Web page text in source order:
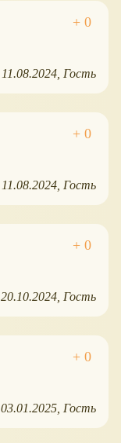
11.08.2024 Гость
11.08.2024 Гость
20.10.2024 Гость
03.01.2025 Гость